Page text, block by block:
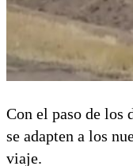
Con el paso de los
se adapten a los
viaje.